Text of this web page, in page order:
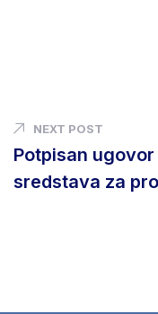
NEXT POST
Potpisan
sredstava za